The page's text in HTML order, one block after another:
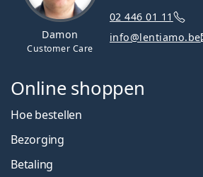
Damon
Customer Care
02 446 01 11
info@lentiamo.be
Online shoppen
Hoe bestellen
Bezorging
Betaling